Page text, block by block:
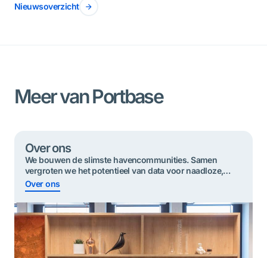
Nieuwsoverzicht
Meer van Portbase
Over ons
We bouwen de slimste havencommunities. Samen
vergroten we het potentieel van data voor ​​naadloze,
duurzame en veilige goederenstromen.
Over ons